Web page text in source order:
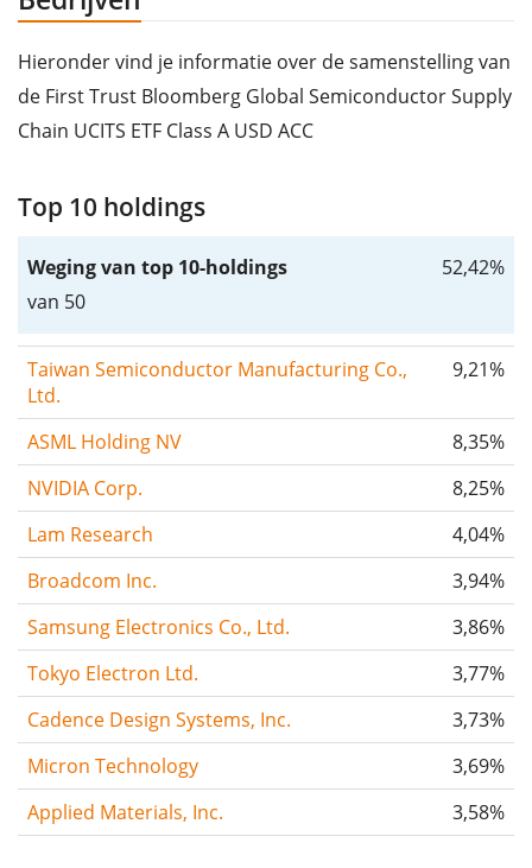
Hieronder vind je informatie over de samenstelling van
de First Trust Bloomberg Global Semiconductor Supply
Chain UCITS ETF Class A USD ACC
Top 10 holdings
Weging van top 10-holdings
van 50
52,42%
Taiwan Semiconductor Manufacturing Co.,
Ltd.
9,21%
ASML Holding NV
8,35%
NVIDIA Corp.
8,25%
Lam Research
4,04%
Broadcom Inc.
3,94%
Samsung Electronics Co., Ltd.
3,86%
Tokyo Electron Ltd.
3,77%
Cadence Design Systems, Inc.
3,73%
Micron Technology
3,69%
Applied Materials, Inc.
3,58%